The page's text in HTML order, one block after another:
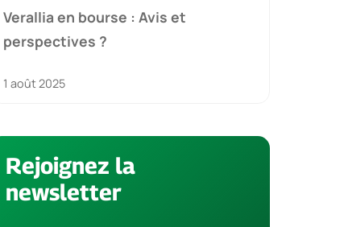
Verallia en bourse : Avis et
perspectives ?
1 août 2025
Rejoignez la
newsletter